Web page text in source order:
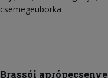
csemegeuborka
Brassói aprópecsenye